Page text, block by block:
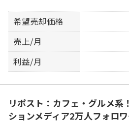
希望売却価格
売上/月
利益/月
リポスト：カフェ・グルメ系
ションメディア2万人フォロ